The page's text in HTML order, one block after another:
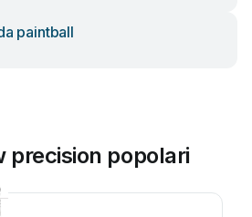
paintball
precision popolari